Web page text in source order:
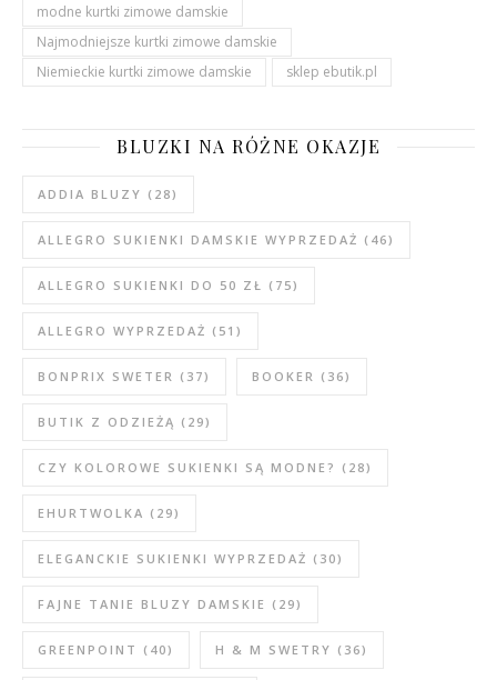
modne kurtki zimowe damskie
Najmodniejsze kurtki zimowe damskie
Niemieckie kurtki zimowe damskie
sklep ebutik.pl
BLUZKI NA RÓŻNE OKAZJE
ADDIA BLUZY (28)
ALLEGRO SUKIENKI DAMSKIE WYPRZEDAŻ (46)
ALLEGRO SUKIENKI DO 50 ZŁ (75)
ALLEGRO WYPRZEDAŻ (51)
BONPRIX SWETER (37) BOOKER (36)
BUTIK Z ODZIEŻĄ (29)
CZY KOLOROWE SUKIENKI SĄ MODNE? (28)
EHURTWOLKA (29)
ELEGANCKIE SUKIENKI WYPRZEDAŻ (30)
FAJNE TANIE BLUZY DAMSKIE (29)
GREENPOINT (40) H & M SWETRY (36)